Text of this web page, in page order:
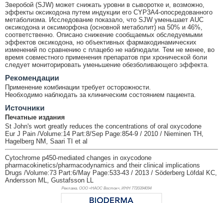
Зверобой (SJW) может снижать уровни в сыворотке и, возможно,
эффекты оксикодона путем индукции его CYP3A4-опосредованного
метаболизма. Исследование показало, что SJW уменьшает AUC
оксикодона и оксиморфона (основной метаболит) на 50% и 46%,
соответственно. Описано снижение сообщаемых обследуемыми
эффектов оксикодона, но объективных фармакодинамических
изменений по сравнению с плацебо не наблюдали. Тем не менее, во
время совместного применения препаратов при хронической боли
следует мониторировать уменьшение обезболивающего эффекта.
Рекомендации
Применение комбинации требует осторожности.
Необходимо наблюдать за клиническим состоянием пациента.
Источники
Печатные издания
St John's wort greatly reduces the concentrations of oral oxycodone
Eur J Pain /Volume:14 Part:8/Sep Page:854-9 / 2010 / Nieminen TH,
Hagelberg NM, Saari TI et al
Cytochrome p450-mediated changes in oxycodone
pharmacokinetics/pharmacodynamics and their clinical implications
Drugs /Volume:73 Part:6/May Page:533-43 / 2013 / Söderberg Löfdal KC,
Andersson ML, Gustafsson LL
Реклама. ООО «НАОС Восток», ИНН 7720394094